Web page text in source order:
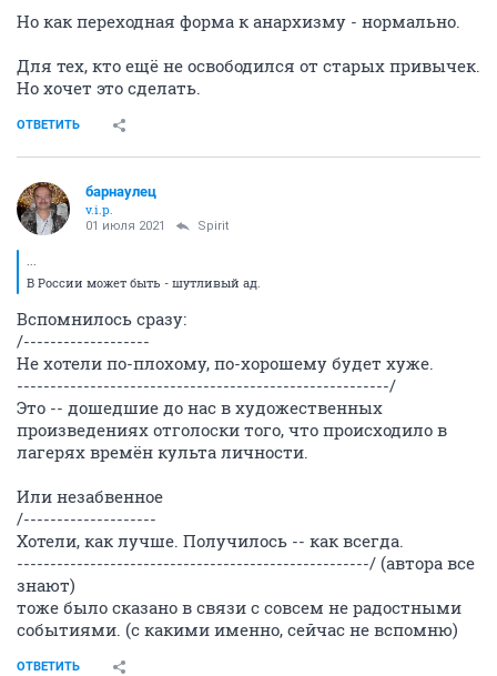
Но как переходная форма к анархизму - нормально.
Для тех, кто ещё не освободился от старых привычек.
Но хочет это сделать.
ОТВЕТИТЬ
барнаулец
v.i.p.
01 июля 2021 Spirit
...
В России может быть - шутливый ад.
Вспомнилось сразу:
/-------------------
Не хотели по-плохому, по-хорошему будет хуже.
--------------------------------------------------------/
Это -- дошедшие до нас в художественных
произведениях отголоски того, что происходило в
лагерях времён культа личности.
Или незабвенное
/--------------------
Хотели, как лучше. Получилось -- как всегда.
-----------------------------------------------------/ (автора все
знают)
тоже было сказано в связи с совсем не радостными
событиями. (с какими именно, сейчас не вспомню)
ОТВЕТИТЬ